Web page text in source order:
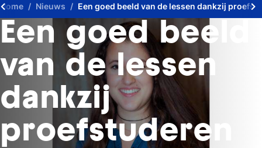
videos
nieuws
opleidingen
Home Nieuws Een goed beeld van de lessen dankzij
Een goed beeld
van de lessen
dankzij
proefstuderen